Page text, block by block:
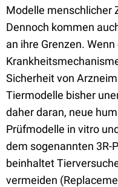
Modelle menschlicher
Dennoch kommen
an ihre Grenzen.
Sicherheit von
Tiermodelle bisher
daher daran, neue
Prüfmodelle in vitro
dem sogenannten 3R-
beinhaltet
vermeiden